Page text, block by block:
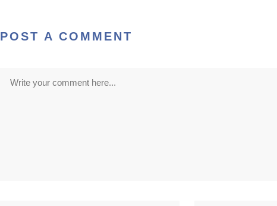
POST A COMMENT